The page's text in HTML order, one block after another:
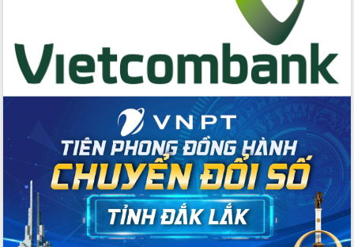
Lương Văn Chánh năm 2026
Phó Bí thư Tỉnh ủy Đắk Lắk Đỗ Hữu
Huy giữ chức Bí thư Đảng ủy Ủy Ban
Bệnh án điện tử thúc đẩy chuyển đổi
Chuyển đổi số thư viện: Mở rộng
không gian tri thức trong thời đại số
Đánh giá, rút kinh nghiệm công tác tổ
chức diễn tập trước ngày bầu cử
Chương trình “Gặp gỡ hữu nghị –
Friendship Meeting New Year 2026”